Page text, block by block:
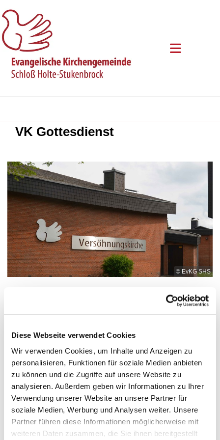
Diese Webseite verwendet Cookies
Wir verwenden Cookies, um Inhalte und Anzeigen zu
personalisieren, Funktionen für soziale Medien anbieten
zu können und die Zugriffe auf unsere Website zu
analysieren. Außerdem geben wir Informationen zu Ihrer
Verwendung unserer Website an unsere Partner für
soziale Medien, Werbung und Analysen weiter. Unsere
Partner führen diese Informationen möglicherweise mit
weiteren Daten zusammen, die Sie ihnen bereitgestellt
VK Gottesdienst
© EvKG SHS
11:30 Uhr
Versöhnungskirche , Gluckweg 2-4,
33758 Schloß Holte-Stukenbrock
Prädikantin Hilke Bertelsmann